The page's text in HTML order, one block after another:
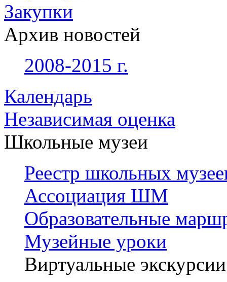
Закупки
Архив новостей
2008-2015 г.
Календарь
Независимая оценка
Школьные музеи
Реестр школьных
Ассоциация ШМ
Образовательные
Музейные уроки
Виртуальные экскурсии